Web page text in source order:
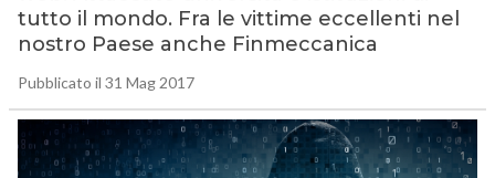
tutto il mondo. Fra le vittime eccellenti nel
nostro Paese anche Finmeccanica
Pubblicato il 31 Mag 2017